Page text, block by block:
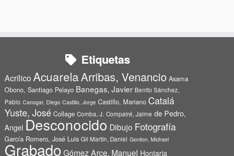
Etiquetas
Acrílico AcuarelaArribas, Venancio Asama
Obono, Santiago Pelayo Banegas, Javier Benito Sánchez,
Pablo Canogar, Diego Castillo, Jorge Castillo, Mariano Catalá
Yuste, José Collage Comba, J. Compairé, Jaime de Pedro,
Angel Desconocido Dibujo Fotografía
García Romero, José Luis Gil Martín, Daniel Gordon, Michael
Grabado Gómez Arce, Manuel Hontaria